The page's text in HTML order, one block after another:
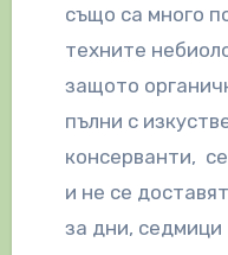
също са много
техните
защото
пълни с
консерванти,
и не се
за дни, седмици